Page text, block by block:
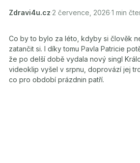
Zdravi4u.cz·2 července, 2026·1 min
Co by to bylo za léto, kdyby si člověk
zatančit si. I díky tomu Pavla Patricie
že po delší době vydala nový singl
videoklip vyšel v srpnu, doprovází jej
co pro období prázdnin patří.